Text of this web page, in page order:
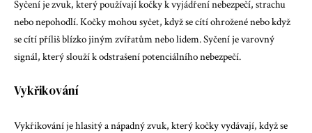
Syčení je zvuk, který používají kočky k vyjádření nebezpečí, strachu
nebo nepohodlí. Kočky mohou syčet, když se cítí ohrožené nebo když
se cítí příliš blízko jiným zvířatům nebo lidem. Syčení je varovný
signál, který slouží k odstrašení potenciálního nebezpečí.
Vykřikování
Vykřikování je hlasitý a nápadný zvuk, který kočky vydávají, když se